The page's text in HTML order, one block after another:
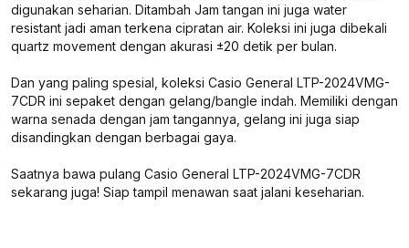
digunakan seharian. Ditambah Jam tangan ini juga water
resistant jadi aman terkena cipratan air. Koleksi ini juga dibekali
quartz movement dengan akurasi ±20 detik per bulan.
Dan yang paling spesial, koleksi Casio General LTP-2024VMG-
7CDR ini sepaket dengan gelang/bangle indah. Memiliki dengan
warna senada dengan jam tangannya, gelang ini juga siap
disandingkan dengan berbagai gaya.
Saatnya bawa pulang Casio General LTP-2024VMG-7CDR
sekarang juga! Siap tampil menawan saat jalani keseharian.